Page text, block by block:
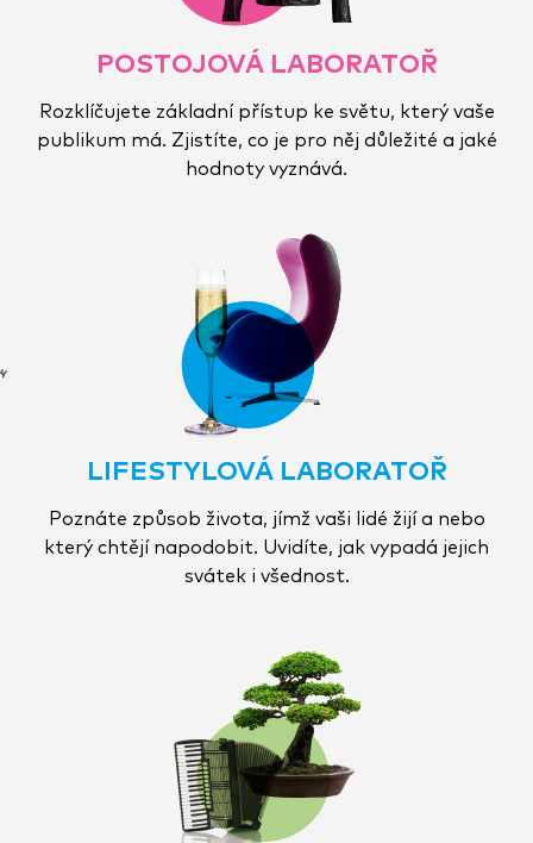
POSTOJOVÁ LABORATOŘ
Rozklíčujete základní přístup ke světu, který vaše
publikum má. Zjistíte, co je pro něj důležité a jaké
hodnoty vyznává.
LIFESTYLOVÁ LABORATOŘ
Poznáte způsob života, jímž vaši lidé žijí a nebo
který chtějí napodobit. Uvidíte, jak vypadá jejich
svátek i všednost.